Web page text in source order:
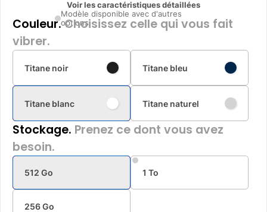
Voir les caractéristiques détaillées
Modèle disponible avec d'autres
options
Couleur.Choisissez celle qui vous fait
vibrer.
Titane noir Titane bleu
Titane blanc Titane naturel
Stockage. Prenez ce dont vous avez
besoin.
512 Go 1 To
256 Go